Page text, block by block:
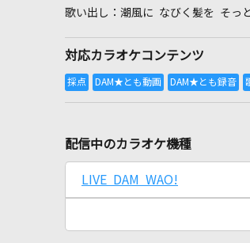
潮風に なびく髪を そっ
対応カラオケコンテンツ
配信中のカラオケ機種
LIVE DAM WAO!